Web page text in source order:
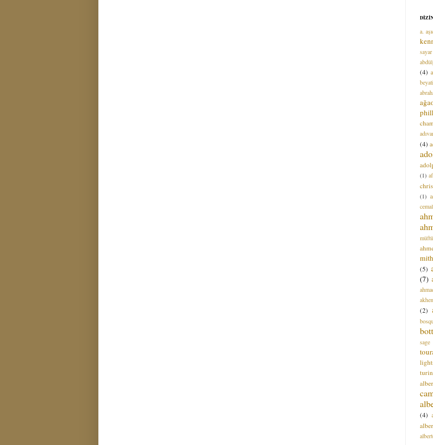
a.
sayar
(4)
beyati
(4)
(1)
(1)
cemal
(5)
(7)
(2)
sage
(4)